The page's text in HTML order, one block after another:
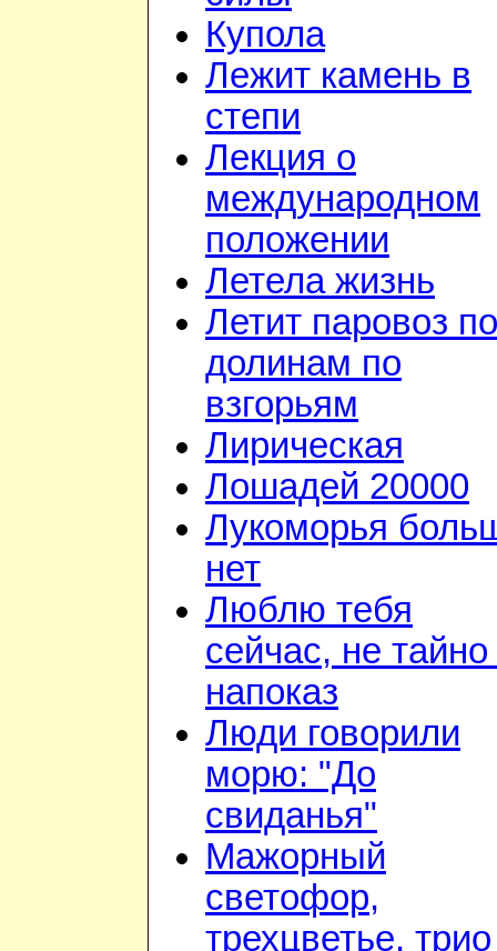
Купола
Лежит камень в
степи
Лекция о
международном
положении
Летела жизнь
Летит паровоз по
долинам по
взгорьям
Лирическая
Лошадей 20000
Лукоморья
нет
Люблю тебя
сейчас, не тайно
напоказ
Люди говорили
морю: "До
свиданья"
Мажорный
светофор,
трехцветье, трио